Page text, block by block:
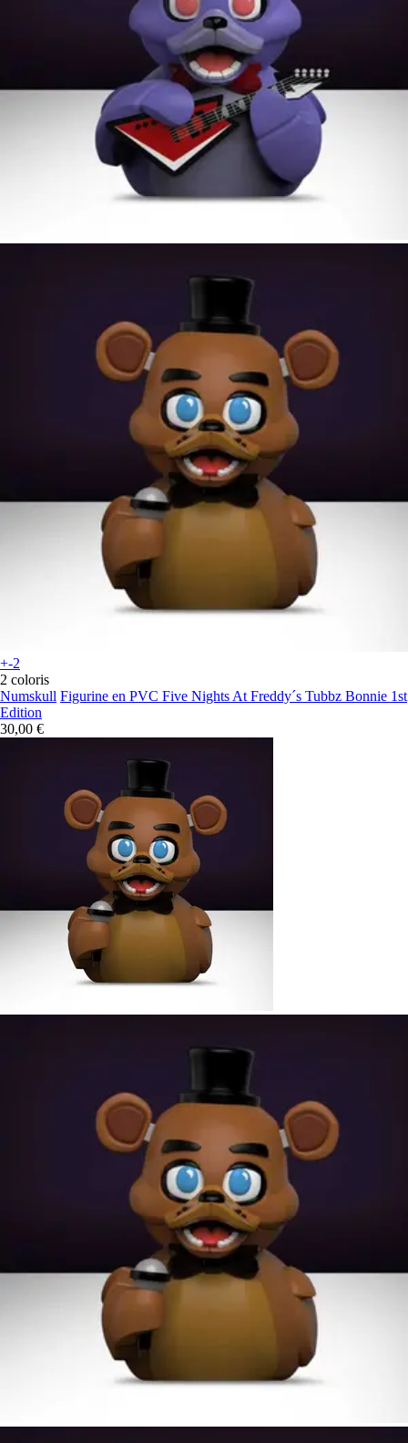
+-2
2 coloris
Numskull Figurine en PVC Five Nights At Freddy´s Tubbz Bonnie 1st
Edition
30,00 €